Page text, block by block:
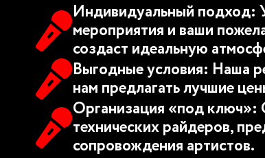
Индивидуальный подход:
мероприятия и ваши
создаст идеальную
Выгодные условия: Наша
нам предлагать лучшие
Организация «под
технических райдеров,
сопровождения артистов.